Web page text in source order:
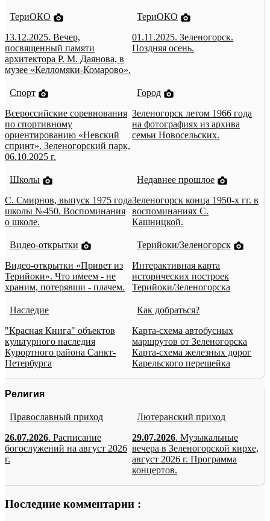
ТериОКО
13.12.2025. Вечер,
посвященный памяти
архитектора Р. М. Даянова, в
музее «Келломяки-Комарово».
ТериОКО
01.11.2025. Зеленогорск.
Поздняя осень.
Спорт
Всероссийские соревнования
по спортивному
ориентированию «Невский
спринт». Зеленогорский парк,
06.10.2025 г.
Город
Зеленогорск летом 1966 года
на фотографиях из архива
семьи Новосельских.
Школы
С. Смирнов, выпуск 1975 года
школы №450. Воспоминания
о школе.
Недавнее прошлое
Зеленогорск конца 1950-х гг. в
воспоминаниях С.
Кашницкой.
Видео-открытки
Видео-открытки «Привет из
Терийоки». Что имеем - не
храним, потерявши - плачем.
Терийоки/Зеленогорск
Интерактивная карта
исторических построек
Терийоки/Зеленогорска
Наследие
"Красная Книга" объектов
культурного наследия
Курортного района Санкт-
Петербурга
Как добраться?
Карта-схема автобусных
маршрутов от Зеленогорска
Карта-схема железных дорог
Карельского перешейка
Религия
Православный приход
26.07.2026. Расписание
богослужений на август 2026
г.
Лютеранский приход
29.07.2026. Музыкальные
вечера в Зеленогорской кирхе,
август 2026 г. Программа
концертов.
Последние комментарии :